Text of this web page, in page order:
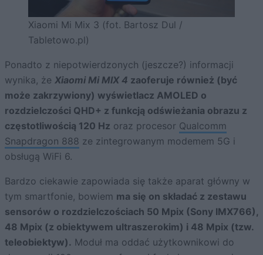
Xiaomi Mi Mix 3 (fot. Bartosz Dul /
Tabletowo.pl)
Ponadto z niepotwierdzonych (jeszcze?) informacji
wynika, że Xiaomi Mi MIX 4 zaoferuje również (być
może zakrzywiony) wyświetlacz AMOLED o
rozdzielczości QHD+ z funkcją odświeżania obrazu z
częstotliwością 120 Hz oraz procesor Qualcomm
Snapdragon 888 ze zintegrowanym modemem 5G i
obsługą WiFi 6.
Bardzo ciekawie zapowiada się także aparat główny w
tym smartfonie, bowiem ma się on składać z zestawu
sensorów o rozdzielczościach 50 Mpix (Sony IMX766),
48 Mpix (z obiektywem ultraszerokim) i 48 Mpix (tzw.
teleobiektyw). Moduł ma oddać użytkownikowi do